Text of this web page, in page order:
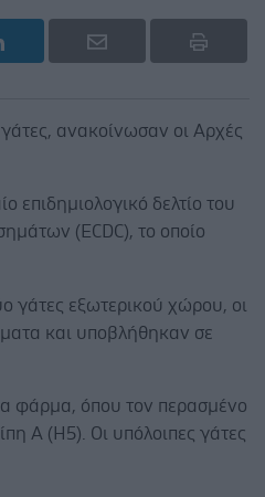
ανακοίνωσαν οι Αρχές
επιδημιολογικό δελτίο του
(ECDC), το οποίο
γάτες εξωτερικού χώρου, οι
και υποβλήθηκαν σε
φάρμα, όπου τον περασμένο
Α (Η5). Οι υπόλοιπες γάτες